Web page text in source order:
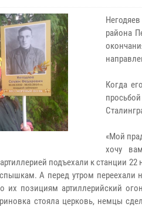
района
Когда
«Мой
хочу
подъехали к станции
А перед утром переехали
их позициям артиллерийский
стояла церковь, немцы